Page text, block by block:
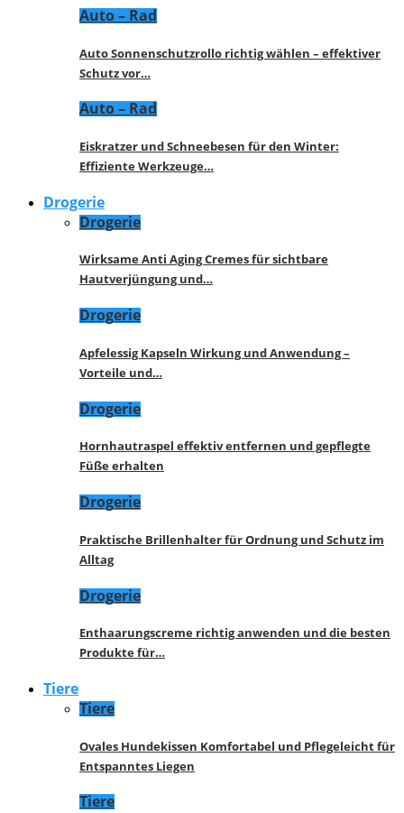
Auto – Rad
Auto Sonnenschutzrollo richtig wählen – effektiver
Schutz vor…
Auto – Rad
Eiskratzer und Schneebesen für den Winter:
Effiziente Werkzeuge…
Drogerie
Drogerie
Wirksame Anti Aging Cremes für sichtbare
Hautverjüngung und…
Drogerie
Apfelessig Kapseln Wirkung und Anwendung –
Vorteile und…
Drogerie
Hornhautraspel effektiv entfernen und gepflegte
Füße erhalten
Drogerie
Praktische Brillenhalter für Ordnung und Schutz im
Alltag
Drogerie
Enthaarungscreme richtig anwenden und die besten
Produkte für…
Tiere
Tiere
Ovales Hundekissen Komfortabel und Pflegeleicht für
Entspanntes Liegen
Tiere